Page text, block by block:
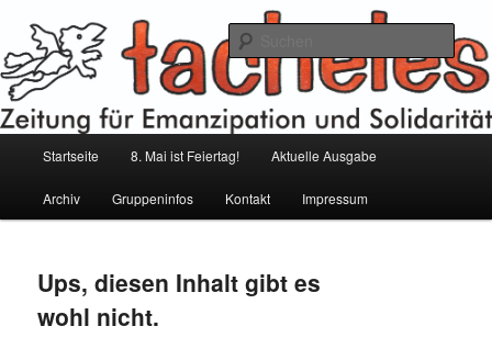
Inhalt
wechseln
sekundären
Inhalt
wechselntacheles – Zeitung für Emanzipation
und Solidarität
Startseite 8. Mai ist Feiertag! Aktuelle Ausgabe
Archiv Gruppeninfos Kontakt Impressum
Ups, diesen Inhalt gibt es
wohl nicht.